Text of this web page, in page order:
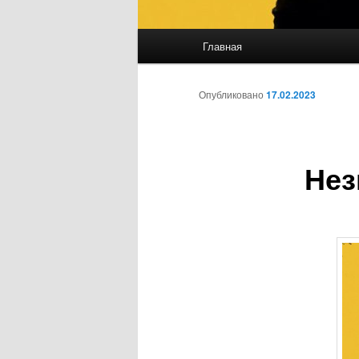
Перейти к основному
Перейти к
Главная
Опубликовано 17.02.2023